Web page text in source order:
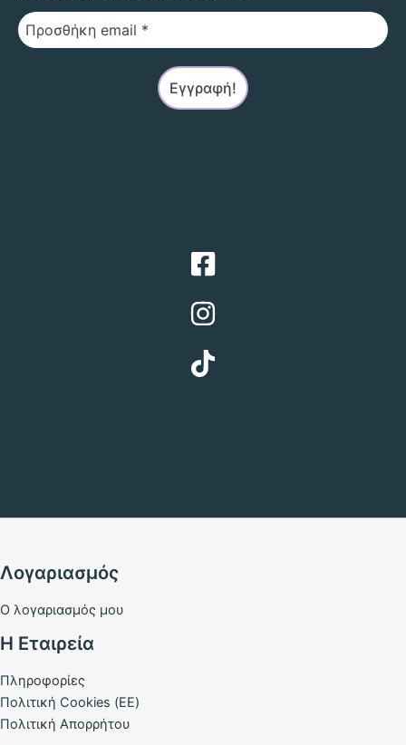
Λογαριασμός
Ο λογαριασμός μου
Η Εταιρεία
Πληροφορίες
Πολιτική Cookies (ΕΕ)
Πολιτική Απορρήτου